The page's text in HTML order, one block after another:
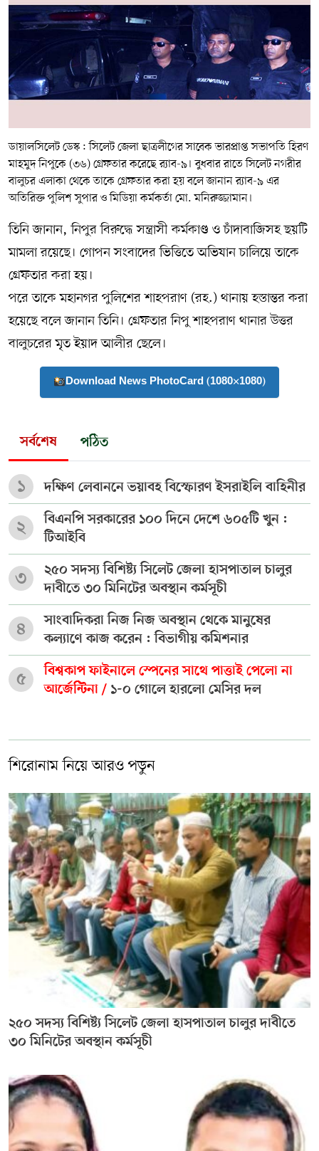
ডায়ালসিলেট ডেস্ক : সিলেট জেলা ছাত্রলীগের সাবেক ভারপ্রাপ্ত সভাপতি হিরণ
মাহমুদ নিপুকে (৩৬) গ্রেফতার করেছে র‌্যাব-৯। বুধবার রাতে সিলেট নগরীর
বালুচর এলাকা থেকে তাকে গ্রেফতার করা হয় বলে জানান র‌্যাব-৯ এর
অতিরিক্ত পুলিশ সুপার ও মিডিয়া কর্মকর্তা মো. মনিরুজ্জামান।
তিনি জানান, নিপুর বিরুদ্ধে সন্ত্রাসী কর্মকাণ্ড ও চাঁদাবাজিসহ ছয়টি
মামলা রয়েছে। গোপন সংবাদের ভিত্তিতে অভিযান চালিয়ে তাকে
গ্রেফতার করা হয়।
পরে তাকে মহানগর পুলিশের শাহপরাণ (রহ.) থানায় হস্তান্তর করা
হয়েছে বলে জানান তিনি। গ্রেফতার নিপু শাহপরাণ থানার উত্তর
বালুচরের মৃত ইয়াদ আলীর ছেলে।
Download News PhotoCard (1080×1080)
সর্বশেষ পঠিত
১ দক্ষিণ লেবাননে ভয়াবহ বিস্ফোরণ ইসরাইলি বাহিনীর
২
বিএনপি সরকারের ১০০ দিনে দেশে ৬০৫টি খুন :
টিআইবি
৩
২৫০ সদস্য বিশিষ্ট্য সিলেট জেলা হাসপাতাল চালুর
দাবীতে ৩০ মিনিটের অবস্থান কর্মসূচী
৪
সাংবাদিকরা নিজ নিজ অবস্থান থেকে মানুষের
কল্যাণে কাজ করেন : বিভাগীয় কমিশনার
৫
বিশ্বকাপ ফাইনালে স্পেনের সাথে পাত্তাই পেলো না
আর্জেন্টিনা / ১-০ গোলে হারলো মেসির দল
শিরোনাম নিয়ে আরও পড়ুন
২৫০ সদস্য বিশিষ্ট্য সিলেট জেলা হাসপাতাল চালুর দাবীতে
৩০ মিনিটের অবস্থান কর্মসূচী
সম্পাদকীয় কলাম
ABOUT US
DIAL SYLHET